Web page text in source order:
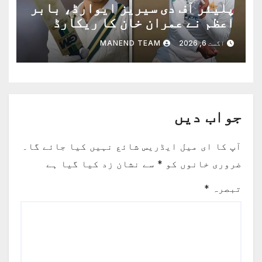
پلیئر آف دی سیریز ایوارڈ، بابر
اعظم نے عمران خان کا ریکارڈ
برابر کردیا
اگست 6, 2026 MANEND TEAM
جواب دیں
آپ کا ای میل ایڈریس شائع نہیں کیا جائے گا۔
ضروری خانوں کو * سے نشان زد کیا گیا ہے
تبصرہ *